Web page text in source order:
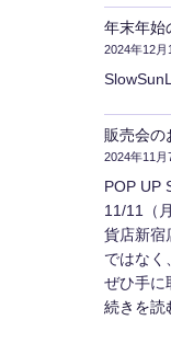
替
え"
の
年末年始
2024年12月
販売会の
2024年11月
POP UP
11/11（
貨店新
ではなく
ぜひ手に
"販
続きを読